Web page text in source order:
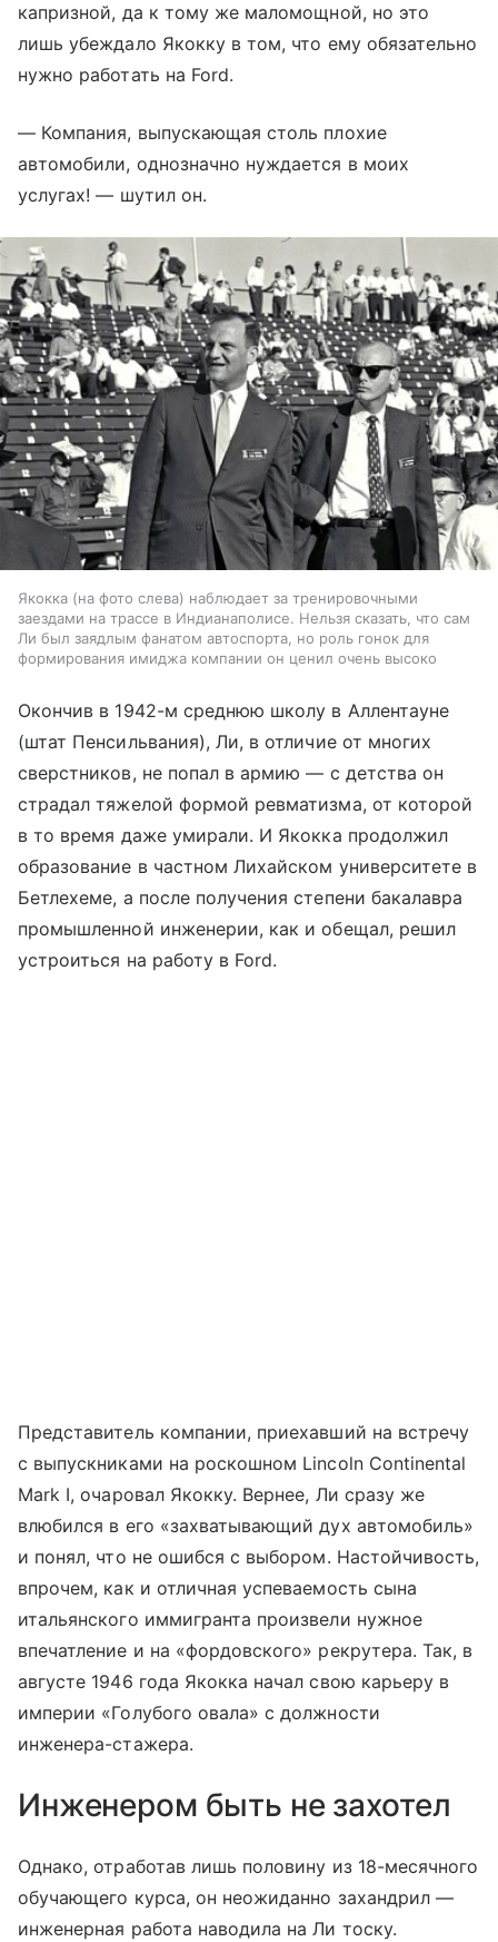
капризной, да к тому же маломощной, но это
лишь убеждало Якокку в том, что ему обязательно
нужно работать на Ford.
— Компания, выпускающая столь плохие
автомобили, однозначно нуждается в моих
услугах! — шутил он.
Якокка (на фото слева) наблюдает за тренировочными
заездами на трассе в Индианаполисе. Нельзя сказать, что сам
Ли был заядлым фанатом автоспорта, но роль гонок для
формирования имиджа компании он ценил очень высоко
Окончив в 1942-м среднюю школу в Аллентауне
(штат Пенсильвания), Ли, в отличие от многих
сверстников, не попал в армию — с детства он
страдал тяжелой формой ревматизма, от которой
в то время даже умирали. И Якокка продолжил
образование в частном Лихайском университете в
Бетлехеме, а после получения степени бакалавра
промышленной инженерии, как и обещал, решил
устроиться на работу в Ford.
Представитель компании, приехавший на встречу
с выпускниками на роскошном Lincoln Continental
Mark I, очаровал Якокку. Вернее, Ли сразу же
влюбился в его «захватывающий дух автомобиль»
и понял, что не ошибся с выбором. Настойчивость,
впрочем, как и отличная успеваемость сына
итальянского иммигранта произвели нужное
впечатление и на «фордовского» рекрутера. Так, в
августе 1946 года Якокка начал свою карьеру в
империи «Голубого овала» с должности
инженера-стажера.
Инженером быть не захотел
Однако, отработав лишь половину из 18-месячного
обучающего курса, он неожиданно захандрил —
инженерная работа наводила на Ли тоску.